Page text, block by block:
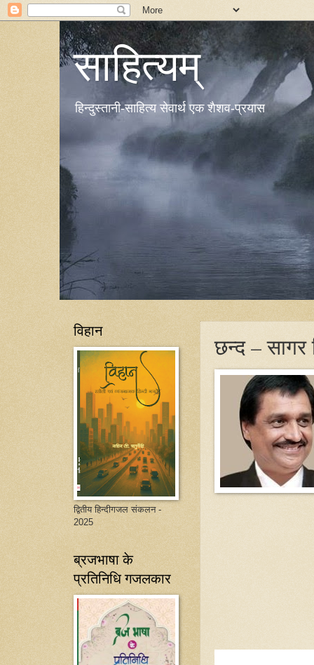
साहित्यम्
हिन्दुस्तानी-साहित्य सेवार्थ एक शैशव-प्रयास
छन्द – सागर
विहान
द्वितीय हिन्दीगजल संकलन -
2025
ब्रजभाषा के
प्रतिनिधि गजलकार